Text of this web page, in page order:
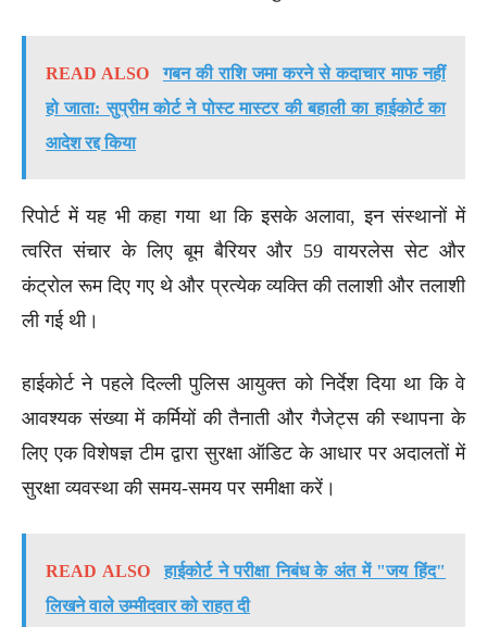
READ ALSO
गबन की राशि जमा करने से कदाचार माफ नहीं
हो जाता: सुप्रीम कोर्ट ने पोस्ट मास्टर की बहाली का हाईकोर्ट का
आदेश रद्द किया
रिपोर्ट में यह भी कहा गया था कि इसके अलावा, इन संस्थानों में
त्वरित संचार के लिए बूम बैरियर और 59 वायरलेस सेट और
कंट्रोल रूम दिए गए थे और प्रत्येक व्यक्ति की तलाशी और तलाशी
ली गई थी।
हाईकोर्ट ने पहले दिल्ली पुलिस आयुक्त को निर्देश दिया था कि वे
आवश्यक संख्या में कर्मियों की तैनाती और गैजेट्स की स्थापना के
लिए एक विशेषज्ञ टीम द्वारा सुरक्षा ऑडिट के आधार पर अदालतों में
सुरक्षा व्यवस्था की समय-समय पर समीक्षा करें।
READ ALSO
हाईकोर्ट ने परीक्षा निबंध के अंत में "जय हिंद"
लिखने वाले उम्मीदवार को राहत दी